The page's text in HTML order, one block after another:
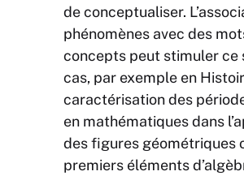
de conceptualiser.
phénomènes avec des
concepts peut stimuler ce
cas, par exemple en
caractérisation des
en mathématiques dans
des figures géométriques
premiers éléments